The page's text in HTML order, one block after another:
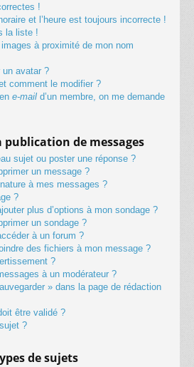
!
et l’heure est toujours incorrecte !
la liste !
à proximité de mon nom
un avatar ?
comment le modifier ?
e-mail d’un membre, on me demande
publication de messages
sujet ou poster une réponse ?
un message ?
à mes messages ?
?
plus d’options à mon sondage ?
un sondage ?
à un forum ?
des fichiers à mon message ?
?
à un modérateur ?
» dans la page de rédaction
être validé ?
?
de sujets